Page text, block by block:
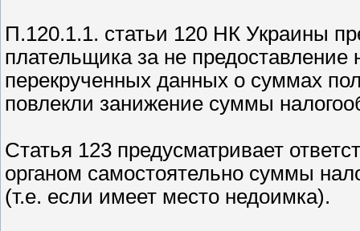
П.120.1.1. статьи 120 НК Украины
плательщика за не
перекрученных данных о суммах
повлекли занижение суммы
Статья 123 предусматривает
органом самостоятельно суммы
(т.е. если имеет место недоимка).